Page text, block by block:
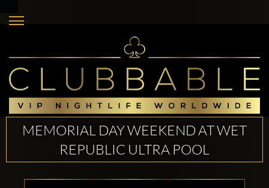
MEMORIAL DAY WEEKEND AT WET
REPUBLIC ULTRA POOL